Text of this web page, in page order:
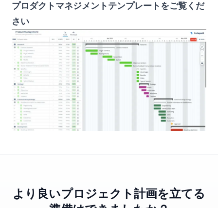
プロダクトマネジメントテンプレートをご覧くだ
さい
より良いプロジェクト計画を立てる